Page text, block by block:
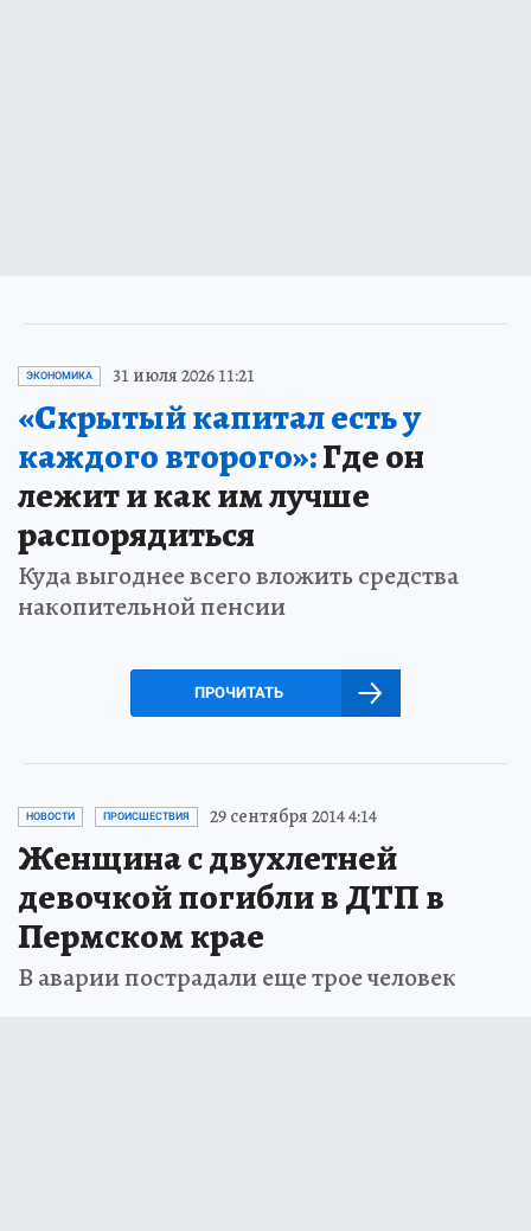
ЭКОНОМИКА 31 июля 2026 11:21
«Скрытый капитал есть у
каждого второго»:Где он
лежит и как им лучше
распорядиться
Куда выгоднее всего вложить средства
накопительной пенсии
ПРОЧИТАТЬ
НОВОСТИ ПРОИСШЕСТВИЯ 29 сентября 2014 4:14
Женщина с двухлетней
девочкой погибли в ДТП в
Пермском крае
В аварии пострадали еще трое человек